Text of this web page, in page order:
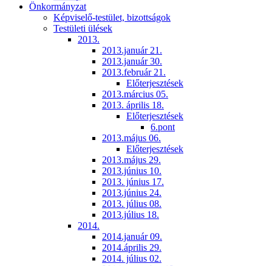
Önkormányzat
Képviselő-testület, bizottságok
Testületi ülések
2013.
2013.január 21.
2013.január 30.
2013.február 21.
Előterjesztések
2013.március 05.
2013. április 18.
Előterjesztések
6.pont
2013.május 06.
Előterjesztések
2013.május 29.
2013.június 10.
2013. június 17.
2013.június 24.
2013. július 08.
2013.július 18.
2014.
2014.január 09.
2014.április 29.
2014. július 02.